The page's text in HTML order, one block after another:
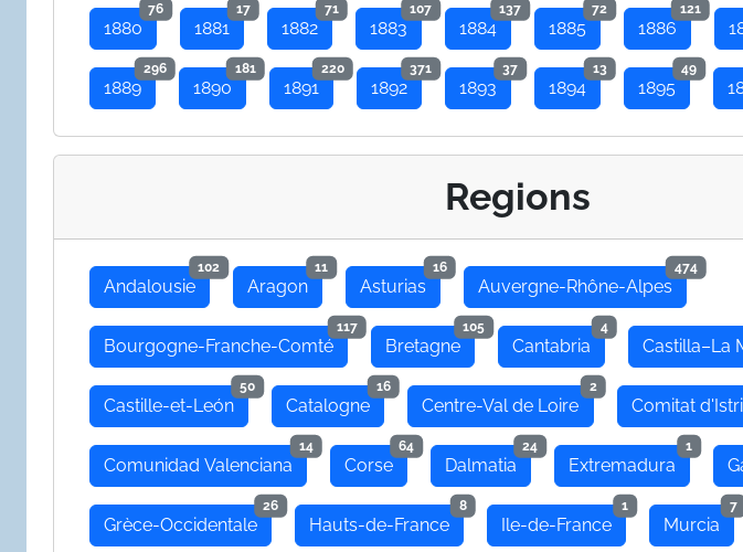
1880
76
1881
17
1882
71
1883
107
1884
137
1885
72
1886
121
1889
296
1890
181
1891
220
1892
371
1893
37
1894
13
1895
49
Regions
Andalousie
102
Aragon
11
Asturias
16
Auvergne-Rhône-Alpes
474
Bourgogne-Franche-Comté
117
Bretagne
105
Cantabria
4
Castilla–La
Castille-et-León
50
Catalogne
16
Centre-Val de Loire
2
Comitat
Comunidad Valenciana
14
Corse
64
Dalmatia
24
Extremadura
1
Grèce-Occidentale
26
Hauts-de-France
8
Ile-de-France
1
Murcia
7